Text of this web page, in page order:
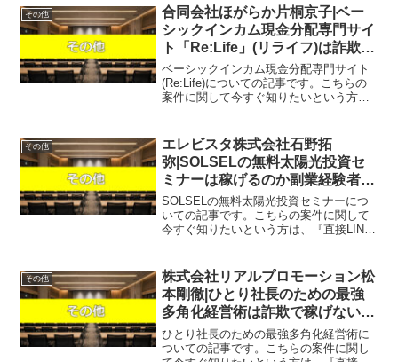
らかの請求を受ける可能性があるという
結果になりました...
その他
合同会社ほがらか片桐京子|ベー
シックインカム現金分配専門サイ
ト「Re:Life」(リライフ)は詐欺で
稼げない？マッチングサイトを謳
った案件の口コミや評判を徹底調
査しました！
ベーシックインカム現金分配専門サイト
(Re:Life)についての記事です。こちらの
案件に関して今すぐ知りたいという方
る案件を教えて欲しいという方にも、自
分が実際にや...
その他
エレビスタ株式会社石野拓
弥|SOLSELの無料太陽光投資セ
ミナーは稼げるのか副業経験者が
判定！口コミや評判を徹底レビュ
ー！
SOLSELの無料太陽光投資セミナーにつ
いての記事です。こちらの案件に関して
今すぐ知りたいという方は、『直接LINE
欲しいという方は、自分が実際にやって
いて、稼げている...
その他
株式会社リアルプロモーション松
本剛徹|ひとり社長のための最強
多角化経営術は詐欺で稼げない？
口コミや評判を徹底調査しまし
た！
ひとり社長のための最強多角化経営術に
ついての記事です。こちらの案件に関し